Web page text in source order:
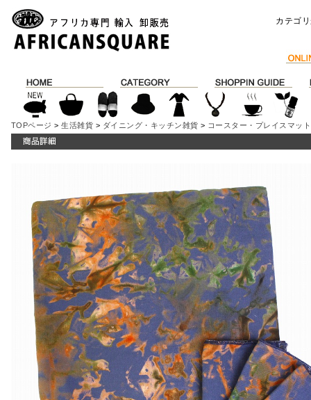
カテゴ
TOPページ >生活雑貨 > ダイニング・キッチン雑貨 > コースター・プレイスマット